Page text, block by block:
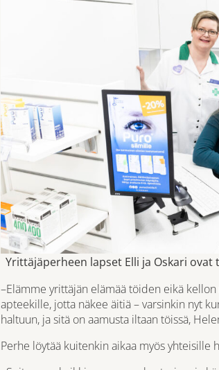
Yrittäjäperheen lapset Elli ja Oskari
–Elämme yrittäjän elämää töiden eikä
apteekille, jotta näkee äitiä – varsinkin nyt
haltuun, ja sitä on aamusta iltaan töissä,
Perhe löytää kuitenkin aikaa myös yhteisille